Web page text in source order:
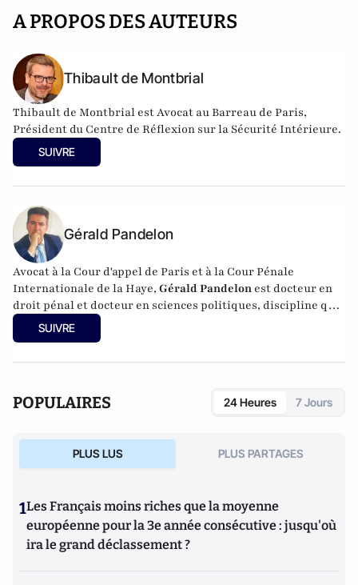
A PROPOS DES AUTEURS
Thibault de Montbrial
Thibault de Montbrial est Avocat au Barreau de Paris,
Président du Centre de Réflexion sur la Sécurité Intérieure.
SUIVRE
Gérald Pandelon
Avocat à la Cour d'appel de Paris et à la Cour Pénale
Internationale de la Haye, Gérald Pandelon est docteur en
droit pénal et docteur en sciences politiques, discipline qu'il
a enseignée pendant 15 ans. Gérald Pandelon est Président
de l'Association française des professionnels de la justice et
pénale; publié aux éditions Valensin (2015),La face cachée
métier d'avocat en France(PUF, 2017) et
(Max Milo, 2020).
SUIVRE
POPULAIRES 24 Heures 7 Jours
PLUS LUS PLUS PARTAGES
1Les Français moins riches que la moyenne
européenne pour la 3e année consécutive : jusqu'où
ira le grand déclassement ?